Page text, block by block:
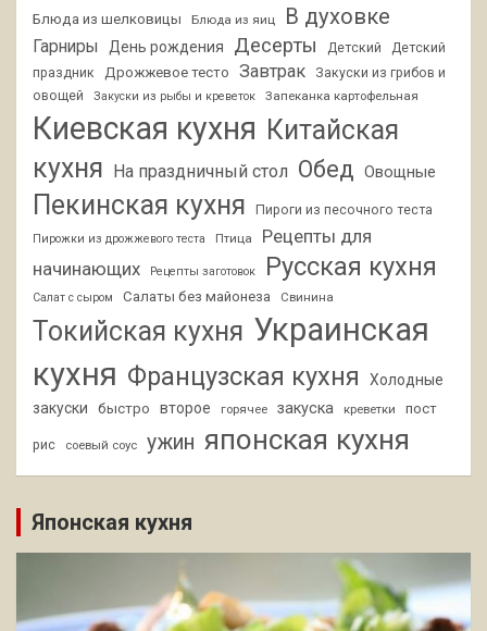
Блюда из шелковицы Блюда из яиц В духовке
Гарниры День рождения Десерты Детский
Детский
праздник
Дрожжевое тесто Завтрак
Закуски из грибов и
овощей
Закуски из рыбы и креветок Запеканка картофельная
Киевская кухня Китайская
кухня На праздничный стол Обед Овощные
Пекинская кухня Пироги из песочного теста
Пирожки из дрожжевого теста Птица
Рецепты для
начинающих
Рецепты заготовок Русская кухня
Салат с сыром Салаты без майонеза Свинина
Токийская кухня Украинская
кухня Французская кухня
Холодные
закуски
быстро второе горячее закуска креветки пост
рис соевый соус ужин японская кухня
Японская кухня